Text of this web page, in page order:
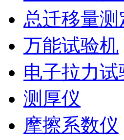
总迁移量测
万能试验机
电子拉力试
测厚仪
摩擦系数仪